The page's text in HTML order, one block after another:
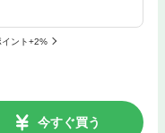
ント+2%
今すぐ買う